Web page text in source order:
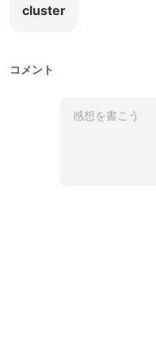
cluster
コメント